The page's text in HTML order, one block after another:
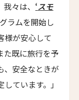
リート
々は、 ‘スモ
ラムを開始し
様が安心して
た既に旅行を予
、安全なときが
ています。」